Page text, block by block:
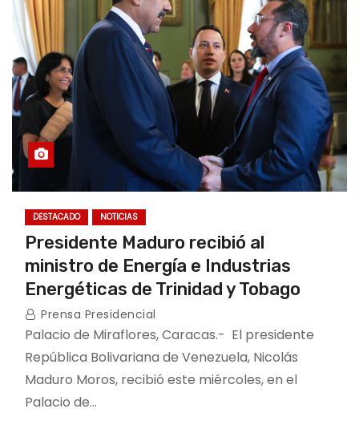
DESTACADO NOTICIAS
Presidente Maduro recibió al
ministro de Energía e Industrias
Energéticas de Trinidad y Tobago
Prensa Presidencial
Palacio de Miraflores, Caracas.- El presidente
República Bolivariana de Venezuela, Nicolás
Maduro Moros, recibió este miércoles, en el
Palacio de…